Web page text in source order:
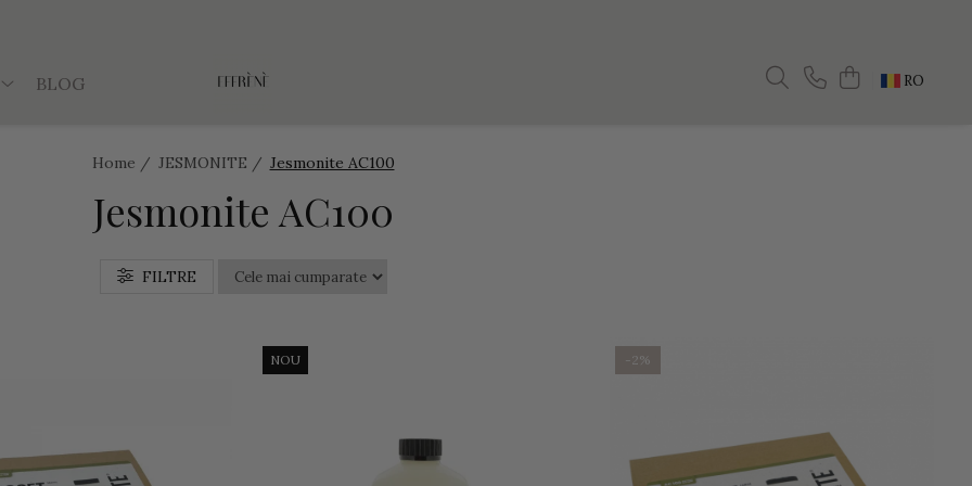
RO
BLOG
Home / JESMONITE / Jesmonite AC100
Jesmonite AC100
FILTRE
NOU -2%